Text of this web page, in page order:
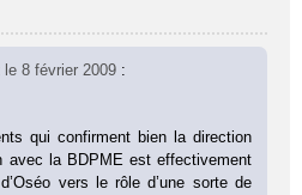
le 8 février 2009 :
qui confirment bien la direction
avec la BDPME est effectivement
vers le rôle d’une sorte de